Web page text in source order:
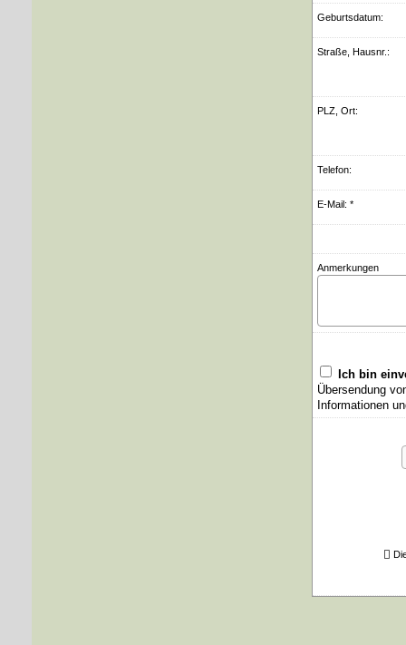
Geburts­datum:
Straße, Hausnr.:
PLZ, Ort:
Telefon:
E-Mail: *
Anmerkungen
Ich bin
Übersendung
Informationen